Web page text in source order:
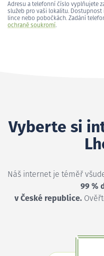
Adresu a telefonní číslo vyplňujete
služeb pro vaši lokalitu. Dostupnost
lince nebo pobočkách. Zadání
ochraně soukromí.
Vyberte si
Náš internet je téměř
99 %
v České republice.